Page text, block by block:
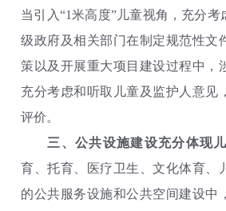
当引入“1米高度”儿童视角，充分
级政府及相关部门在制定规范性文
策以及开展重大项目建设过程中，
充分考虑和听取儿童及监护人意见
评价。
三、公共设施建设充分体现
育、托育、医疗卫生、文化体育、
的公共服务设施和公共空间建设中